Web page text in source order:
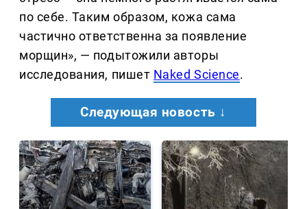
по себе. Таким образом, кожа сама
частично ответственна за появление
морщин», — подытожили авторы
исследования, пишет Naked Science.
Следующая новость ↓